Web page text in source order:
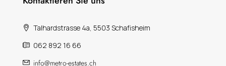
Talhardstrasse 4a, 5503 Schafisheim
062 892 16 66
info@metro-estates.ch